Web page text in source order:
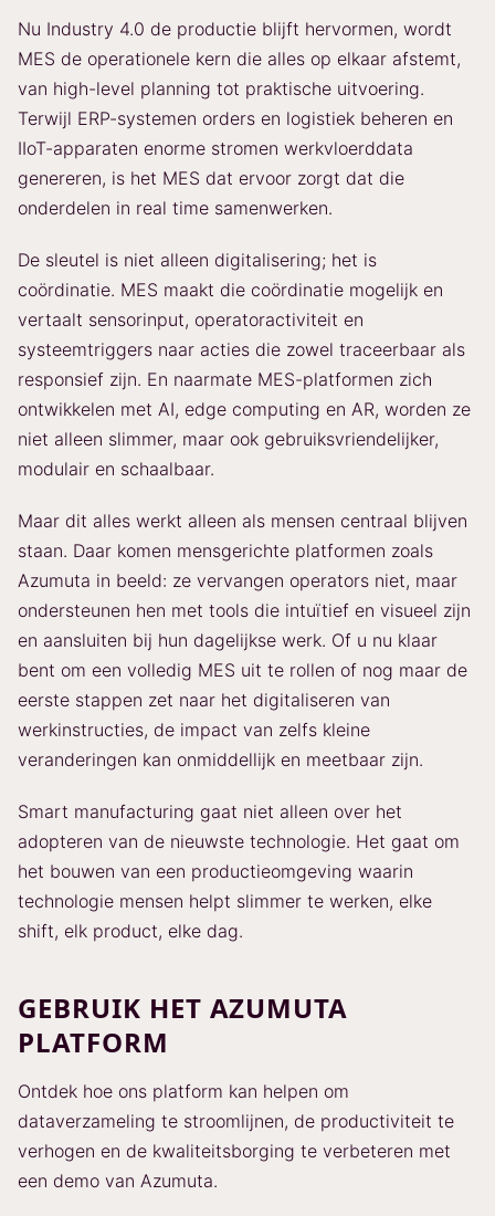
Nu Industry 4.0 de productie blijft hervormen, wordt
MES de operationele kern die alles op elkaar afstemt,
van high-level planning tot praktische uitvoering.
Terwijl ERP-systemen orders en logistiek beheren en
IIoT-apparaten enorme stromen werkvloerddata
genereren, is het MES dat ervoor zorgt dat die
onderdelen in real time samenwerken.
De sleutel is niet alleen digitalisering; het is
coördinatie. MES maakt die coördinatie mogelijk en
vertaalt sensorinput, operatoractiviteit en
systeemtriggers naar acties die zowel traceerbaar als
responsief zijn. En naarmate MES-platformen zich
ontwikkelen met AI, edge computing en AR, worden ze
niet alleen slimmer, maar ook gebruiksvriendelijker,
modulair en schaalbaar.
Maar dit alles werkt alleen als mensen centraal blijven
staan. Daar komen mensgerichte platformen zoals
Azumuta in beeld: ze vervangen operators niet, maar
ondersteunen hen met tools die intuïtief en visueel zijn
en aansluiten bij hun dagelijkse werk. Of u nu klaar
bent om een volledig MES uit te rollen of nog maar de
eerste stappen zet naar het digitaliseren van
werkinstructies, de impact van zelfs kleine
veranderingen kan onmiddellijk en meetbaar zijn.
Smart manufacturing gaat niet alleen over het
adopteren van de nieuwste technologie. Het gaat om
het bouwen van een productieomgeving waarin
technologie mensen helpt slimmer te werken, elke
shift, elk product, elke dag.
GEBRUIK HET AZUMUTA
PLATFORM
Ontdek hoe ons platform kan helpen om
dataverzameling te stroomlijnen, de productiviteit te
verhogen en de kwaliteitsborging te verbeteren met
een demo van Azumuta.